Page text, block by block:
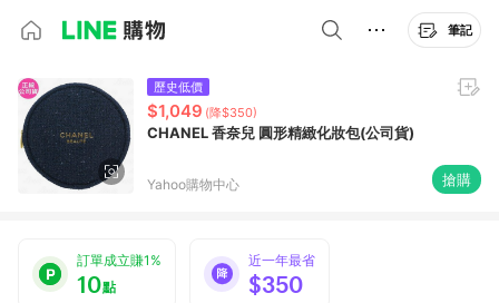
筆記
歷史低價
$1,049 (降$350)
CHANEL 香奈兒 圓形精緻化妝包(公司貨)
Yahoo購物中心 搶購
訂單成立賺1%
10點
近一年最省
$350